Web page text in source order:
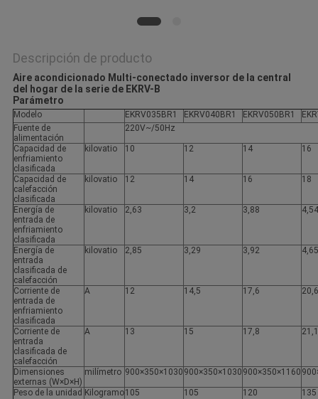
Descripción de producto
Aire acondicionado Multi-conectado inversor de la central
del hogar de la serie de EKRV-B
Parámetro
Modelo EKRV035BR1 EKRV040BR1 EKRV050BR1
Fuente de
alimentación
220V~/50Hz
Capacidad de
enfriamiento
clasificada
kilovatio 10 12 14 16
Capacidad de
calefacción
clasificada
kilovatio 12 14 16 18
Energía de
entrada de
enfriamiento
clasificada
kilovatio 2,63 3,2 3,88 4,54
Energía de
entrada
clasificada de
calefacción
kilovatio 2,85 3,29 3,92 4,65
Corriente de
entrada de
enfriamiento
clasificada
A 12 14,5 17,6 20,6
Corriente de
entrada
clasificada de
calefacción
A 13 15 17,8 21,1
Dimensiones
externas (W×D×H)
milímetro 900×350×1030 900×350×1030 900×350×1160
Peso de la unidad Kilogramo105 105 120
135